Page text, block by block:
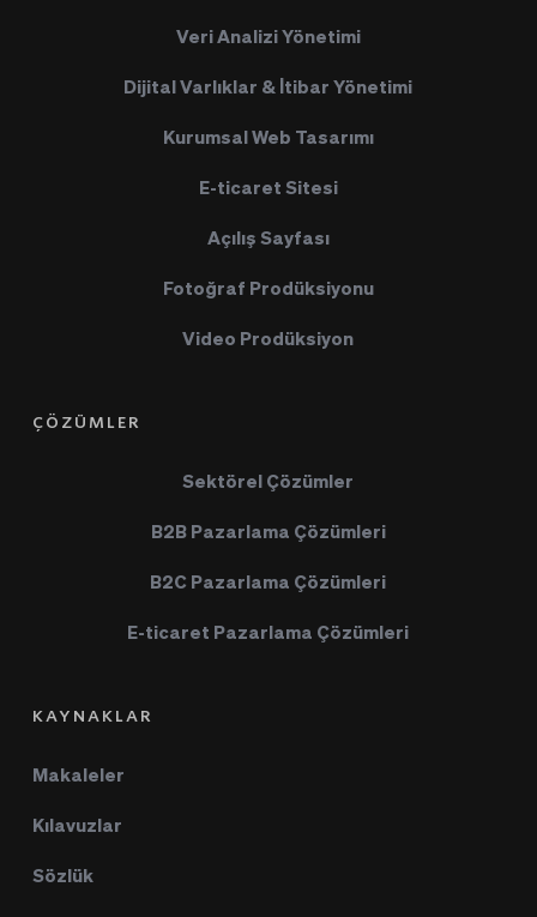
Veri Analizi Yönetimi
Dijital Varlıklar & İtibar Yönetimi
Kurumsal Web Tasarımı
E-ticaret Sitesi
Açılış Sayfası
Fotoğraf Prodüksiyonu
Video Prodüksiyon
ÇÖZÜMLER
Sektörel Çözümler
B2B Pazarlama Çözümleri
B2C Pazarlama Çözümleri
E-ticaret Pazarlama Çözümleri
KAYNAKLAR
Makaleler
Kılavuzlar
Sözlük